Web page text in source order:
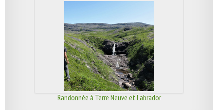
Randonnée à Terre Neuve et Labrador